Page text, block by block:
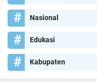
Nasional
Edukasi
Kabupaten